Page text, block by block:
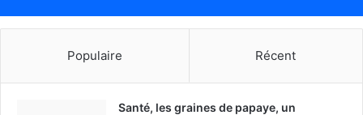
Populaire Récent
Santé, les graines de papaye, un